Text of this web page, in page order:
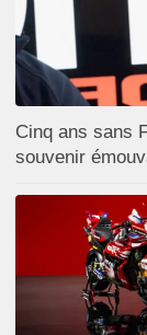
Cinq ans sans
souvenir